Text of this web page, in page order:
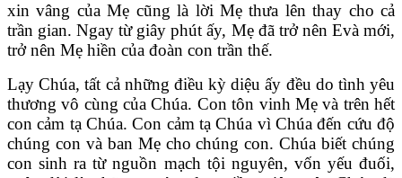
xin vâng của Mẹ cũng là lời Mẹ thưa lên thay cho cả
trần gian. Ngay từ giây phút ấy, Mẹ đã trở nên Evà mới,
trở nên Mẹ hiền của đoàn con trần thế.
Lạy Chúa, tất cả những điều kỳ diệu ấy đều do tình yêu
thương vô cùng của Chúa. Con tôn vinh Mẹ và trên hết
con cảm tạ Chúa. Con cảm tạ Chúa vì Chúa đến cứu độ
chúng con và ban Mẹ cho chúng con. Chúa biết chúng
con sinh ra từ nguồn mạch tội nguyên, vốn yếu đuối,